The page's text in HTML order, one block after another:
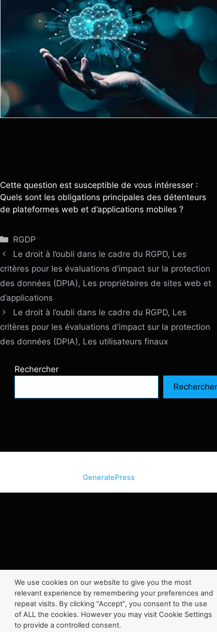
Cette question est susceptible de vous intéresser :
Quels sont les obligations principales des détenteurs
de plateformes web et d’applications mobiles ?
Catégories
RGDP
Le droit à l’oubli dans le cadre du RGPD, Les
critères pour les évaluations d’impact sur la protection
des données (DPIA), Les propriétaires de sites web et
d’applications
Le droit à l’oubli dans le cadre du RGPD, Les
critères pour les évaluations d’impact sur la protection
des données (DPIA), Les utilisateurs finaux
Rechercher
Rechercher
GeneratePress
We use cookies on our website to give you the most
relevant experience by remembering your preferences and
repeat visits. By clicking “Accept”, you consent to the use
of ALL the cookies. However you may visit Cookie Settings
to provide a controlled consent.